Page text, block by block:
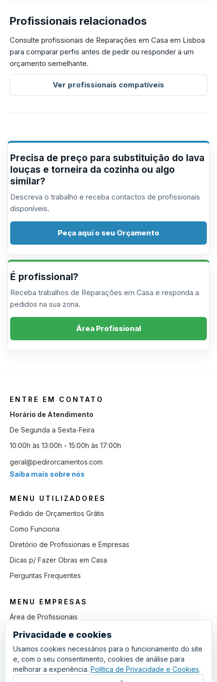
Profissionais relacionados
Consulte profissionais de Reparações em Casa em Lisboa
para comparar perfis antes de pedir ou responder a um
orçamento semelhante.
Ver profissionais compatíveis
Precisa de preço para substituição do lava
louças e torneira da cozinha ou algo
similar?
Descreva o trabalho e receba contactos de profissionais
disponíveis.
Peça aqui o seu Orçamento
É profissional?
Receba trabalhos de Reparações em Casa e responda a
pedidos na sua zona.
Área Profissional
ENTRE EM CONTATO
Horário de Atendimento
De Segunda a Sexta-Feira
10:00h às 13:00h - 15:00h às 17:00h
geral@pedirorcamentos.com
Saiba mais sobre nós
MENU UTILIZADORES
Pedido de Orçamentos Grátis
Como Funciona
Diretório de Profissionais e Empresas
Dicas p/ Fazer Obras em Casa
Perguntas Frequentes
MENU EMPRESAS
Área de Profissionais
Como Funciona
Lista de Pedidos em Aberto
Como Ganhar mais Obras
Perguntas Frequentes
Privacidade e cookies
Usamos cookies necessários para o funcionamento do site
e, com o seu consentimento, cookies de análise para
melhorar a experiência. Política de Privacidade e Cookies.